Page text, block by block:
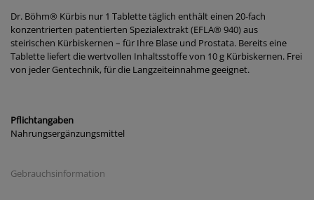
Dr. Böhm® Kürbis nur 1 Tablette täglich enthält einen 20-fach
konzentrierten patentierten Spezialextrakt (EFLA® 940) aus
steirischen Kürbiskernen – für Ihre Blase und Prostata. Bereits eine
Tablette liefert die wertvollen Inhaltsstoffe von 10 g Kürbiskernen. Frei
von jeder Gentechnik, für die Langzeiteinnahme geeignet.
Pflichtangaben
Nahrungsergänzungsmittel
Gebrauchsinformation